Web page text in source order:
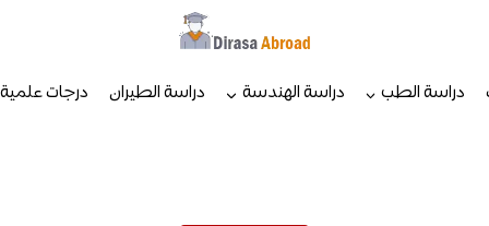
دراسة الطب دراسة الهندسة دراسة الطيران درجات علمية